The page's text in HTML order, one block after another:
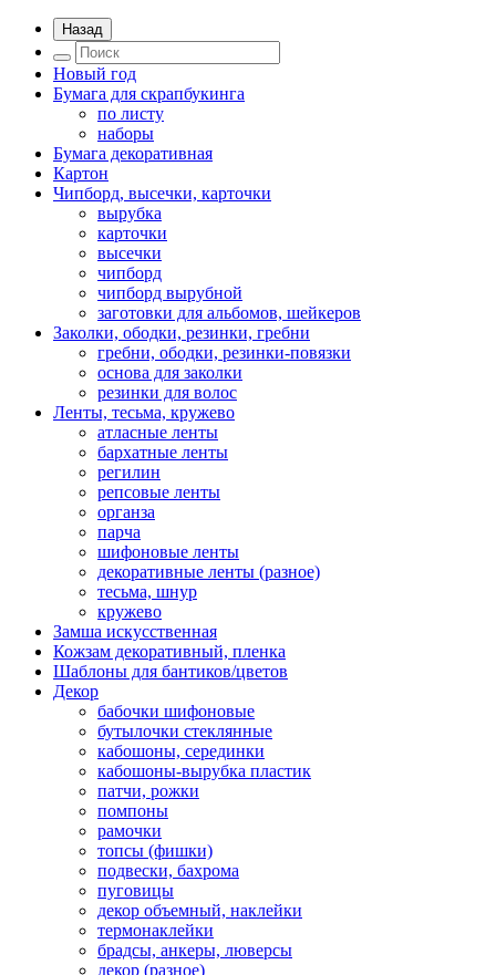
Назад
Новый год
Бумага для скрапбукинга
по листу
наборы
Бумага декоративная
Картон
Чипборд, высечки, карточки
вырубка
карточки
высечки
чипборд
чипборд вырубной
заготовки для альбомов, шейкеров
Заколки, ободки, резинки, гребни
гребни, ободки, резинки-повязки
основа для заколки
резинки для волос
Ленты, тесьма, кружево
атласные ленты
бархатные ленты
регилин
репсовые ленты
органза
парча
шифоновые ленты
декоративные ленты (разное)
тесьма, шнур
кружево
Замша искусственная
Кожзам декоративный, пленка
Шаблоны для бантиков/цветов
Декор
бабочки шифоновые
бутылочки стеклянные
кабошоны, серединки
кабошоны-вырубка пластик
патчи, рожки
помпоны
рамочки
топсы (фишки)
подвески, бахрома
пуговицы
декор объемный, наклейки
термонаклейки
брадсы, анкеры, люверсы
декор (разное)